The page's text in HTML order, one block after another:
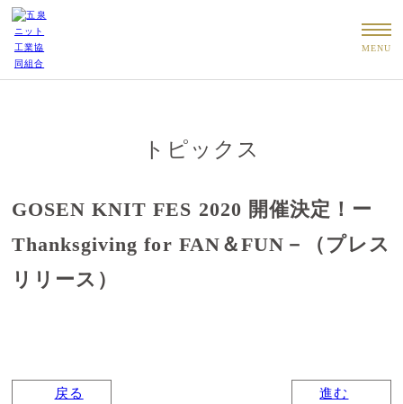
MENU
トピックス
GOSEN KNIT FES 2020 開催決定！ー
Thanksgiving for FAN＆FUN－（プレス
リリース）
戻る 進む